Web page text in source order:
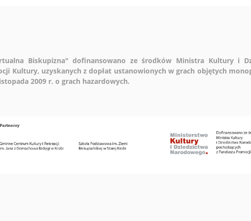
Biskupizna" dofinansowano ze środków Ministra Kultury i
Kultury, uzyskanych z dopłat ustanowionych w grach objętych
2009 r. o grach hazardowych.